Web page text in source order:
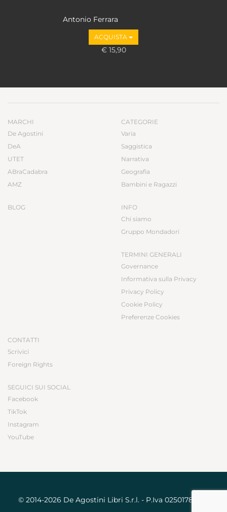
Antonio Ferrara
ACQUISTA
€ 15,90
MARCHI
De Agostini
DeA
UTET
ABraCadabra
AMZ
BLOG
CATEGORIE
Varia
Saggistica
Narrativa
Geografia
Bambini e Ragazzi
INFO
Chi siamo
Gruppo Mondadori
TERMINI GENERALI
Governance
Informativa sulla Privacy
Privacy Policy
Cookie Policy
Preferenze Cookies
CONTATTI
Scrivici
Foreign Rights
SEGUICI SUI SOCIAL
Facebook
TikTok
Instagram
YouTube
© 2014-2026 De Agostini Libri S.r.l. - P.Iva 02501780031